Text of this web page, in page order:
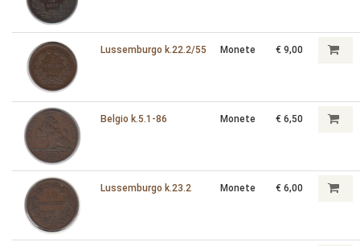
Lussemburgo k.22.2/55 Monete € 9,00
Belgio k.5.1-86 Monete € 6,50
Lussemburgo k.23.2 Monete € 6,00